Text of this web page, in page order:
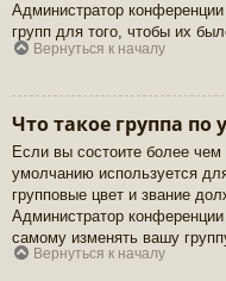
Администратор
групп для того, чтобы их
Вернуться к началу
Что такое группа
Если вы состоите более
умолчанию используется
групповые цвет и звание
Администратор
самому изменять вашу
Вернуться к началу